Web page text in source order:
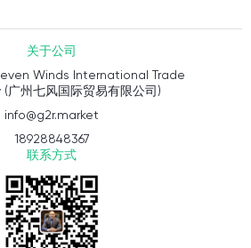
关于公司
Winds International Trade
广州七风国际贸易有限公司)
info@g2r.market
18928848367
联系方式